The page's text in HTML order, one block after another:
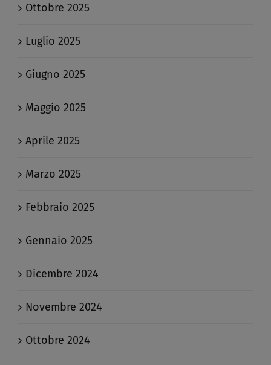
Ottobre 2025
Luglio 2025
Giugno 2025
Maggio 2025
Aprile 2025
Marzo 2025
Febbraio 2025
Gennaio 2025
Dicembre 2024
Novembre 2024
Ottobre 2024